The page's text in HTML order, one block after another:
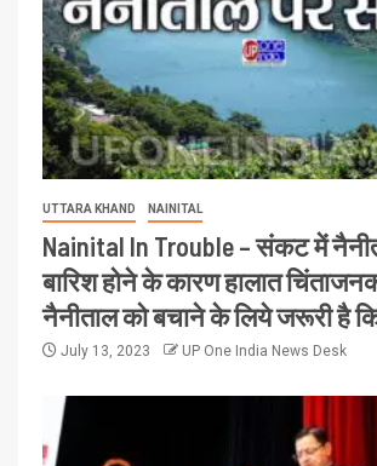
UTTARA KHAND NAINITAL
Nainital In Trouble – संकट में
बारिश होने के कारण हालात
नैनीताल को बचाने के लिये जरूरी है
July 13, 2023 UP One India News Desk